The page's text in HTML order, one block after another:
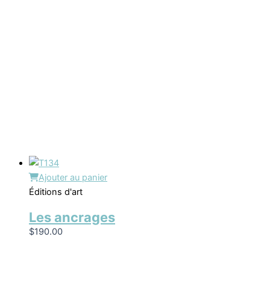
Ajouter au panier
Éditions d'art
Les ancrages
$190.00